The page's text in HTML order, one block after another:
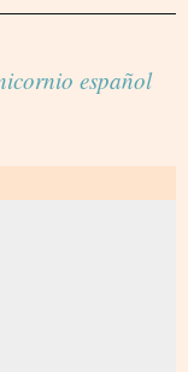
español